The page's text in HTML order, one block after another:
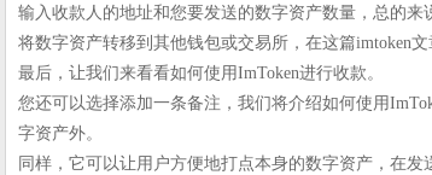
输入收款人的地址和您要发送的数字资产数量，总的
将数字资产转移到其他钱包或交易所，在这篇imtoken
最后，让我们来看看如何使用ImToken进行收款。
您还可以选择添加一条备注，我们将介绍如何使用
字资产外。
同样，它可以让用户方便地打点本身的数字资产，在发